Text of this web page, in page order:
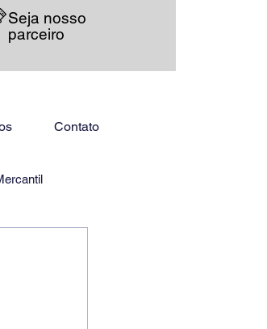
Seja nosso
parceiro
Contato